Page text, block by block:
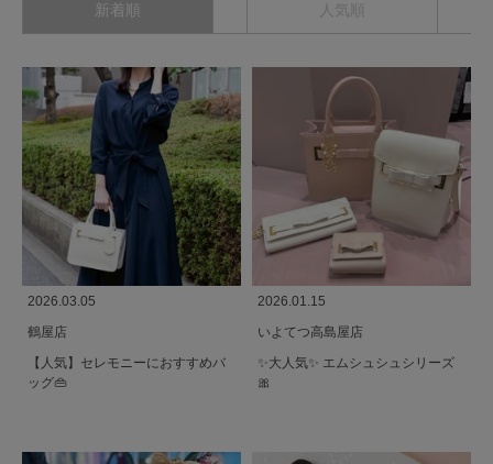
新着順 人気順
2026.03.05
鶴屋店
【人気】セレモニーにおすすめバ
ッグ👜
2026.01.15
いよてつ高島屋店
✨️大人気✨️ エムシュシュシリーズ
🎀